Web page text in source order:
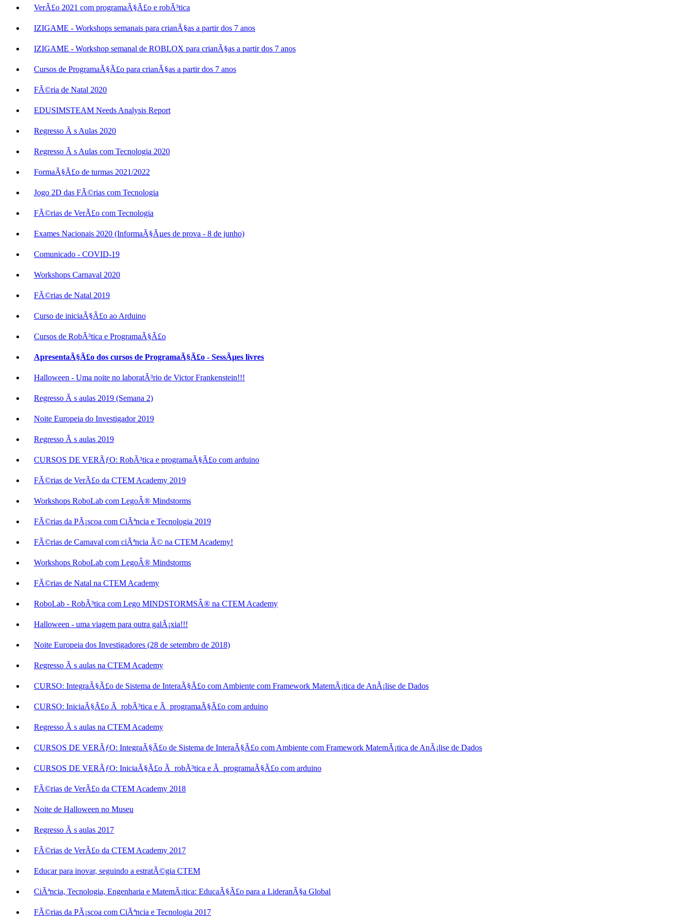
VerÃ£o 2021 com programaÃ§Ã£o e robÃ³tica
IZIGAME - Workshops semanais para crianÃ§as a partir dos 7 anos
IZIGAME - Workshop semanal de ROBLOX para crianÃ§as a partir dos 7 anos
Cursos de ProgramaÃ§Ã£o para crianÃ§as a partir dos 7 anos
FÃ©ria de Natal 2020
EDUSIMSTEAM Needs Analysis Report
Regresso Ã s Aulas 2020
Regresso Ã s Aulas com Tecnologia 2020
FormaÃ§Ã£o de turmas 2021/2022
Jogo 2D das FÃ©rias com Tecnologia
FÃ©rias de VerÃ£o com Tecnologia
Exames Nacionais 2020 (InformaÃ§Ãµes de prova - 8 de junho)
Comunicado - COVID-19
Workshops Carnaval 2020
FÃ©rias de Natal 2019
Curso de iniciaÃ§Ã£o ao Arduino
Cursos de RobÃ³tica e ProgramaÃ§Ã£o
ApresentaÃ§Ã£o dos cursos de ProgramaÃ§Ã£o - SessÃµes livres
Halloween - Uma noite no laboratÃ³rio de Victor Frankenstein!!!
Regresso Ã s aulas 2019 (Semana 2)
Noite Europeia do Investigador 2019
Regresso Ã s aulas 2019
CURSOS DE VERÃƒO: RobÃ³tica e programaÃ§Ã£o com arduino
FÃ©rias de VerÃ£o da CTEM Academy 2019
Workshops RoboLab com LegoÂ® Mindstorms
FÃ©rias da PÃ¡scoa com CiÃªncia e Tecnologia 2019
FÃ©rias de Carnaval com ciÃªncia Ã© na CTEM Academy!
Workshops RoboLab com LegoÂ® Mindstorms
FÃ©rias de Natal na CTEM Academy
RoboLab - RobÃ³tica com Lego MINDSTORMSÂ® na CTEM Academy
Halloween - uma viagem para outra galÃ¡xia!!!
Noite Europeia dos Investigadores (28 de setembro de 2018)
Regresso Ã s aulas na CTEM Academy
CURSO: IntegraÃ§Ã£o de Sistema de InteraÃ§Ã£o com Ambiente com Framework MatemÃ¡tica de AnÃ¡lise de Dados
CURSO: IniciaÃ§Ã£o Ã robÃ³tica e Ã programaÃ§Ã£o com arduino
Regresso Ã s aulas na CTEM Academy
CURSOS DE VERÃƒO: IntegraÃ§Ã£o de Sistema de InteraÃ§Ã£o com Ambiente com Framework MatemÃ¡tica de AnÃ¡lise de Dados
CURSOS DE VERÃƒO: IniciaÃ§Ã£o Ã robÃ³tica e Ã programaÃ§Ã£o com arduino
FÃ©rias de VerÃ£o da CTEM Academy 2018
Noite de Halloween no Museu
Regresso Ã s aulas 2017
FÃ©rias de VerÃ£o da CTEM Academy 2017
Educar para inovar, seguindo a estratÃ©gia CTEM
CiÃªncia, Tecnologia, Engenharia e MatemÃ¡tica: EducaÃ§Ã£o para a LideranÃ§a Global
FÃ©rias da PÃ¡scoa com CiÃªncia e Tecnologia 2017